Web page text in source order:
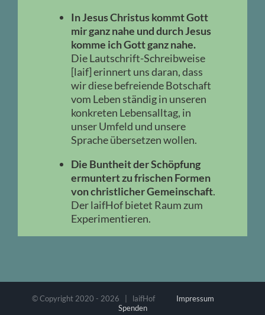
In Jesus Christus kommt Gott
mir ganz nahe und durch Jesus
komme ich Gott ganz nahe.
Die Lautschrift-Schreibweise
[laif] erinnert uns daran, dass
wir diese befreiende Botschaft
vom Leben ständig in unseren
konkreten Lebensalltag, in
unser Umfeld und unsere
Sprache übersetzen wollen.
Die Buntheit der Schöpfung
ermuntert zu frischen Formen
von christlicher Gemeinschaft.
Der laifHof bietet Raum zum
Experimentieren.
© Copyright 2020 - 2026 | laifHof
Impressum
Spenden